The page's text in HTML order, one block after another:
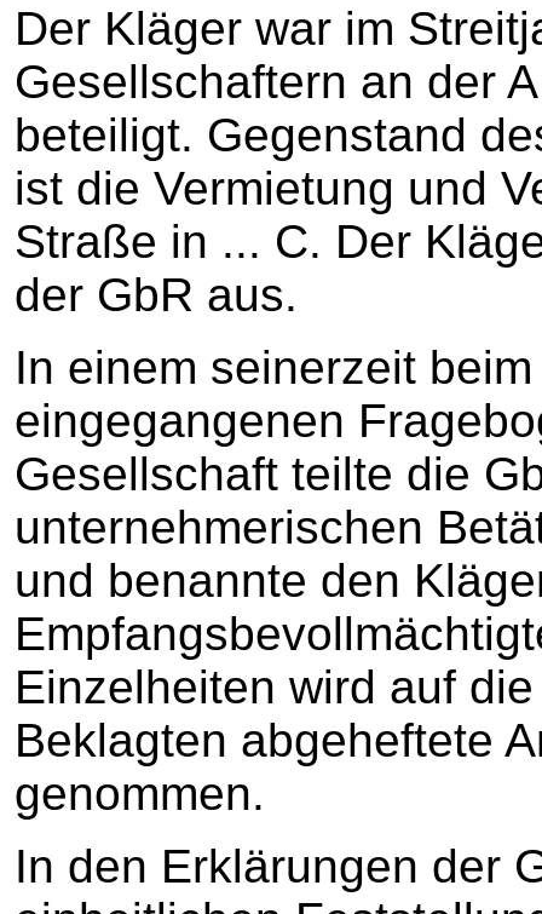
Der Kläger war im
Gesellschaftern an der
beteiligt. Gegenstand
ist die Vermietung und
Straße in ... C. Der
der GbR aus.
In einem seinerzeit
eingegangenen
Gesellschaft teilte die
unternehmerischen
und benannte den
Einzelheiten wird auf
Beklagten abgeheftete
genommen.
In den Erklärungen der